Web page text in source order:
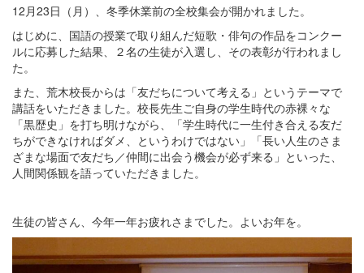
12月23日（月）、冬季休業前の全校集会が開かれました。
はじめに、国語の授業で取り組んだ短歌・俳句の作品をコンクー
ルに応募した結果、２名の生徒が入選し、その表彰が行われまし
た。
また、荒木校長からは「友だちについて考える」というテーマで
講話をいただきました。校長先生ご自身の学生時代の赤裸々な
「黒歴史」を打ち明けながら、「学生時代に一生付き合える友だ
ちができなければダメ、というわけではない」「長い人生のさま
ざまな場面で友だち／仲間に出会う機会が必ず来る」といった、
人間関係観を語っていただきました。
生徒の皆さん、今年一年お疲れさまでした。よいお年を。